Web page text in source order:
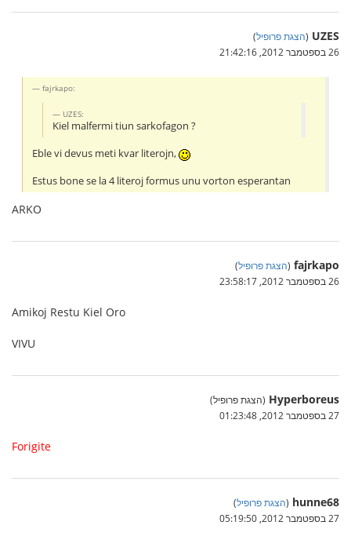
UZES
(הצגת פרופיל)
26 בספטמבר 2012, 21:42:16
fajrkapo:
UZES:
Kiel malfermi tiun sarkofagon ?
Eble vi devus meti kvar literojn,
Estus bone se la 4 literoj formus unu vorton esperantan
ARKO
fajrkapo
(הצגת פרופיל)
26 בספטמבר 2012, 23:58:17
Amikoj Restu Kiel Oro
VIVU
Hyperboreus (הצגת פרופיל)
27 בספטמבר 2012, 01:23:48
Forigite
hunne68
(הצגת פרופיל)
27 בספטמבר 2012, 05:19:50